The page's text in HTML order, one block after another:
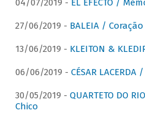
04/07/2019 - EL EFECTO /
27/06/2019 - BALEIA /
13/06/2019 - KLEITON &
06/06/2019 - CÉSAR
30/05/2019 - QUARTETO DO
Chico